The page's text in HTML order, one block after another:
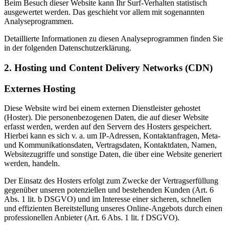
Beim Besuch dieser Website kann Ihr Surf-Verhalten statistisch
ausgewertet werden. Das geschieht vor allem mit sogenannten
Analyseprogrammen.
Detaillierte Informationen zu diesen Analyseprogrammen finden Sie
in der folgenden Datenschutzerklärung.
2. Hosting und Content Delivery Networks (CDN)
Externes Hosting
Diese Website wird bei einem externen Dienstleister gehostet
(Hoster). Die personenbezogenen Daten, die auf dieser Website
erfasst werden, werden auf den Servern des Hosters gespeichert.
Hierbei kann es sich v. a. um IP-Adressen, Kontaktanfragen, Meta-
und Kommunikationsdaten, Vertragsdaten, Kontaktdaten, Namen,
Websitezugriffe und sonstige Daten, die über eine Website generiert
werden, handeln.
Der Einsatz des Hosters erfolgt zum Zwecke der Vertragserfüllung
gegenüber unseren potenziellen und bestehenden Kunden (Art. 6
Abs. 1 lit. b DSGVO) und im Interesse einer sicheren, schnellen
und effizienten Bereitstellung unseres Online-Angebots durch einen
professionellen Anbieter (Art. 6 Abs. 1 lit. f DSGVO).